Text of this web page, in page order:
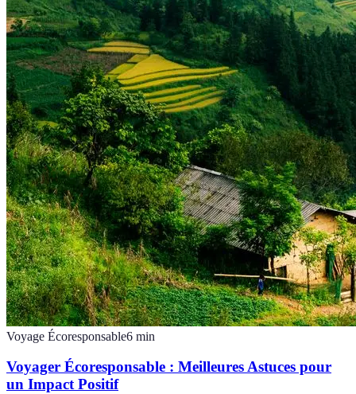
Voyage Écoresponsable6 min
Voyager Écoresponsable : Meilleures Astuces pour
un Impact Positif